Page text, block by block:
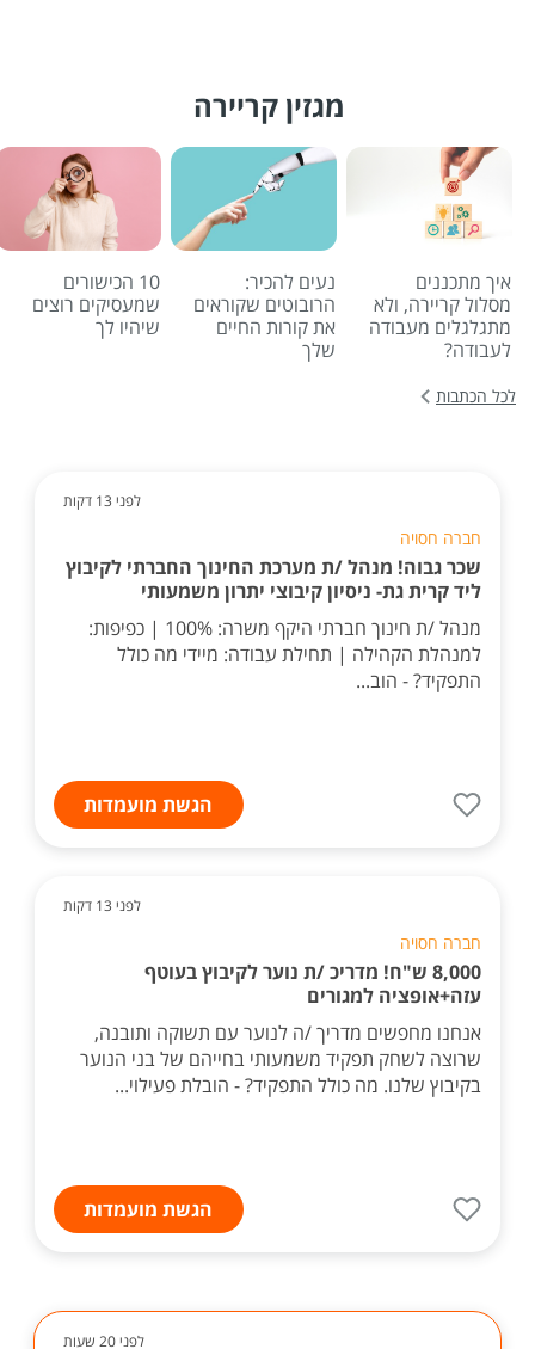
מגזין קריירה
איך מתכננים
מסלול קריירה, ולא
מתגלגלים מעבודה
לעבודה?
נעים להכיר:
הרובוטים שקוראים
את קורות החיים
שלך
10 הכישורים
שמעסיקים רוצים
שיהיו לך
לכל הכתבות
לפני 13 דקות
חברה חסויה
שכר גבוה! מנהל /ת מערכת החינוך החברתי לקיבוץ
ליד קרית גת- ניסיון קיבוצי יתרון משמעותי
מנהל /ת חינוך חברתי היקף משרה: 100% | כפיפות:
למנהלת הקהילה | תחילת עבודה: מיידי מה כולל
התפקיד? - הוב...
הגשת מועמדות
לפני 13 דקות
חברה חסויה
8,000 ש"ח! מדריכ /ת נוער לקיבוץ בעוטף
עזה+אופציה למגורים
אנחנו מחפשים מדריך /ה לנוער עם תשוקה ותובנה,
שרוצה לשחק תפקיד משמעותי בחייהם של בני הנוער
בקיבוץ שלנו. מה כולל התפקיד? - הובלת פעילוי...
הגשת מועמדות
לפני 20 שעות